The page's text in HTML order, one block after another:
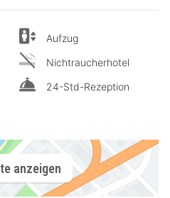
Aufzug
Nichtraucherhotel
24-Std-Rezeption
anzeigen